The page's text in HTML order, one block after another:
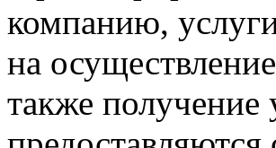
компанию,
на
также получение